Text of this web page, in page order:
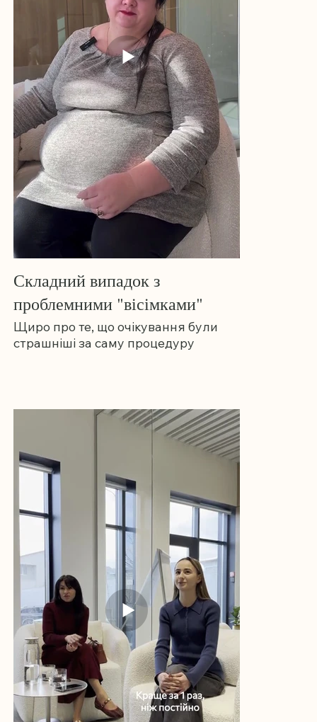
Складний випадок з
проблемними "вісімками"
Щиро про те, що очікування були
страшніші за саму процедуру